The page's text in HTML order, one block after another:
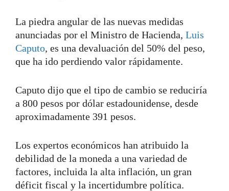
La piedra angular de las nuevas medidas
anunciadas por el Ministro de Hacienda, Luis
Caputo, es una devaluación del 50% del peso,
que ha ido perdiendo valor rápidamente.
Caputo dijo que el tipo de cambio se reduciría
a 800 pesos por dólar estadounidense, desde
aproximadamente 391 pesos.
Los expertos económicos han atribuido la
debilidad de la moneda a una variedad de
factores, incluida la alta inflación, un gran
déficit fiscal y la incertidumbre política.